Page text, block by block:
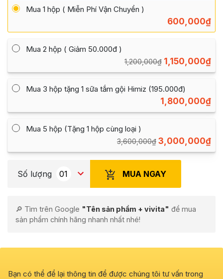
Mua 1 hộp ( Miễn Phí Vận Chuyển )
600,000₫
Mua 2 hộp ( Giảm 50.000đ )
1,200,000₫ 1,150,000₫
Mua 3 hộp tặng 1 sữa tắm gội Himiz (195.000đ)
1,800,000₫
Mua 5 hộp (Tặng 1 hộp cùng loại )
3,600,000₫ 3,000,000₫
Số lượng MUA NGAY
🔎 Tìm trên Google "Tên sản phẩm + vivita" để mua
sản phẩm chính hãng nhanh nhất nhé!
Bạn có thể để lại thông tin để được chúng tôi tư vấn trong